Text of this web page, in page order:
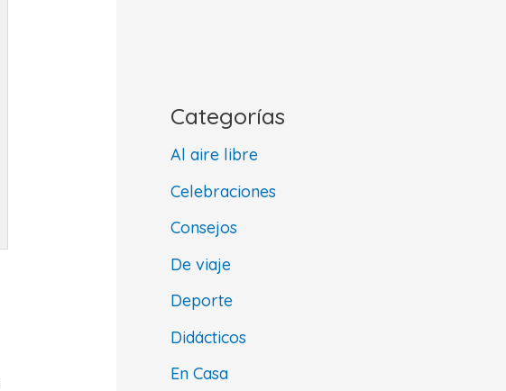
Categorías
Al aire libre
Celebraciones
Consejos
De viaje
Deporte
Didácticos
En Casa